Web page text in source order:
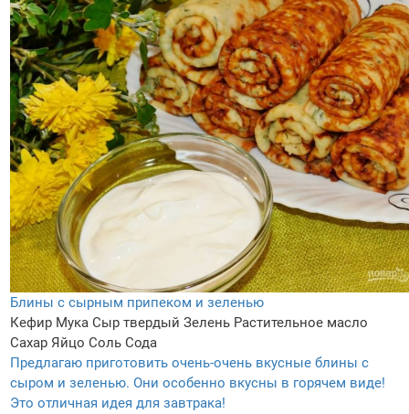
Блины с сырным припеком и зеленью
Кефир Мука Сыр твердый Зелень Растительное масло
Сахар Яйцо Соль Сода
Предлагаю приготовить очень-очень вкусные блины с
сыром и зеленью. Они особенно вкусны в горячем виде!
Это отличная идея для завтрака!